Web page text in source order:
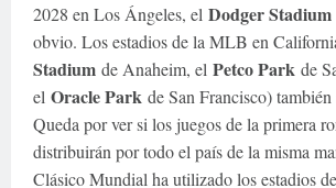
2028 en Los Ángeles, el Dodger Stadium
obvio. Los estadios de la MLB en
Stadium de Anaheim, el Petco Park de
el Oracle Park de San Francisco)
Queda por ver si los juegos de la primera
distribuirán por todo el país de la misma
Clásico Mundial ha utilizado los estadios